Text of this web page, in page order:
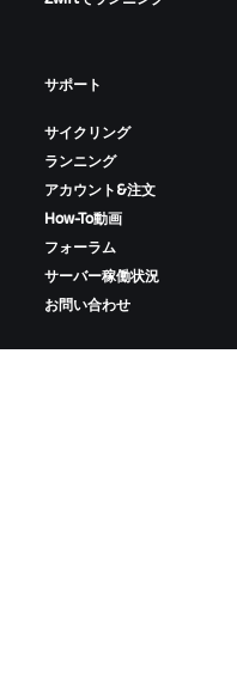
サポート
サイクリング
ランニング
アカウント&注文
How-To動画
フォーラム
サーバー稼働状況
お問い合わせ